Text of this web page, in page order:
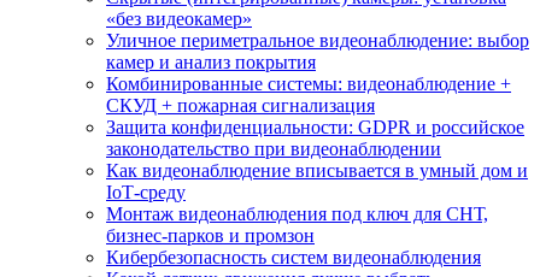
«без видеокамер»
Уличное периметральное видеонаблюдение: выбор
камер и анализ покрытия
Комбинированные системы: видеонаблюдение +
СКУД + пожарная сигнализация
Защита конфиденциальности: GDPR и российское
законодательство при видеонаблюдении
Как видеонаблюдение вписывается в умный дом и
IoT‑среду
Монтаж видеонаблюдения под ключ для СНТ,
бизнес‑парков и промзон
Кибербезопасность систем видеонаблюдения